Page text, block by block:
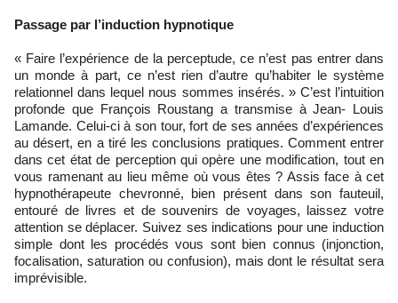
Passage par l’induction hypnotique
« Faire l’expérience de la perceptude, ce n’est pas entrer dans
un monde à part, ce n’est rien d’autre qu’habiter le système
relationnel dans lequel nous sommes insérés. » C’est l’intuition
profonde que François Roustang a transmise à Jean- Louis
Lamande. Celui-ci à son tour, fort de ses années d’expériences
au désert, en a tiré les conclusions pratiques. Comment entrer
dans cet état de perception qui opère une modification, tout en
vous ramenant au lieu même où vous êtes ? Assis face à cet
hypnothérapeute chevronné, bien présent dans son fauteuil,
entouré de livres et de souvenirs de voyages, laissez votre
attention se déplacer. Suivez ses indications pour une induction
simple dont les procédés vous sont bien connus (injonction,
focalisation, saturation ou confusion), mais dont le résultat sera
imprévisible.